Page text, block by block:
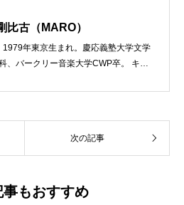
比古（MARO）
1979年東京生まれ。慶応義塾大学文学
、バークリー音楽大学CWP卒。 キリ
人専門の行政書士。2020年7月よりク
リスト教会（@kamiumach）」の運営
まじめ担当」。 著書に『聖書を読んだ
超入門〜』（日本実業出版）、『人生
次の記事
事もおすすめ